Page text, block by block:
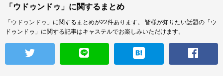
「ウドゥンドゥ」に関するまとめ
「ウドゥンドゥ」に関するまとめが22件あります。
皆様が知りたい話題の「ウ
ドゥンドゥ」に関する記事はキャステルでお楽しみいただけます。